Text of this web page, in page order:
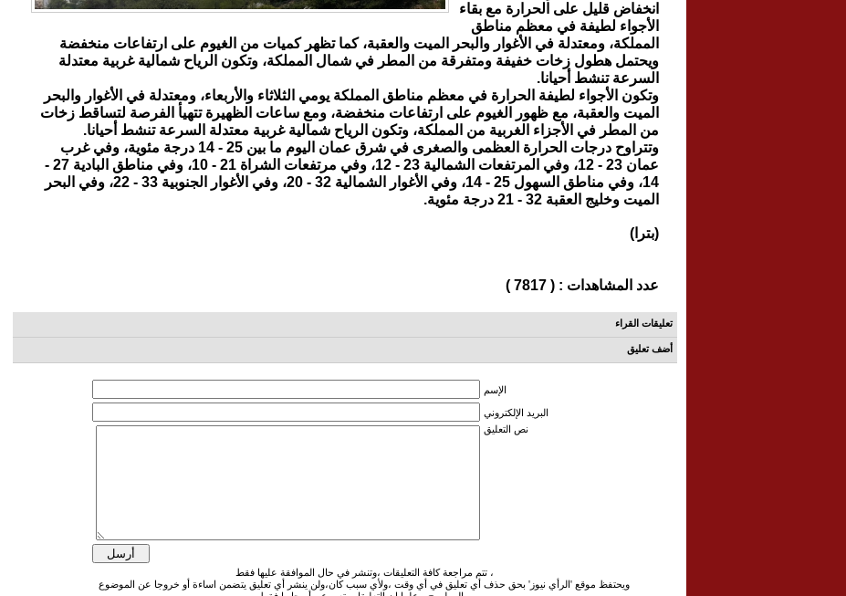
انخفاض قليل على الحرارة مع بقاء
الأجواء لطيفة في معظم مناطق
المملكة، ومعتدلة في الأغوار والبحر الميت والعقبة، كما تظهر كميات من الغيوم على ارتفاعات منخفضة
ويحتمل هطول زخات خفيفة ومتفرقة من المطر في شمال المملكة، وتكون الرياح شمالية غربية معتدلة
السرعة تنشط أحيانا.
وتكون الأجواء لطيفة الحرارة في معظم مناطق المملكة يومي الثلاثاء والأربعاء، ومعتدلة في الأغوار والبحر
الميت والعقبة، مع ظهور الغيوم على ارتفاعات منخفضة، ومع ساعات الظهيرة تتهيأ الفرصة لتساقط زخات
من المطر في الأجزاء الغربية من المملكة، وتكون الرياح شمالية غربية معتدلة السرعة تنشط أحيانا.
وتتراوح درجات الحرارة العظمى والصغرى في شرق عمان اليوم ما بين 25 - 14 درجة مئوية، وفي غرب
عمان 23 - 12، وفي المرتفعات الشمالية 23 - 12، وفي مرتفعات الشراة 21 - 10، وفي مناطق البادية 27 -
14، وفي مناطق السهول 25 - 14، وفي الأغوار الشمالية 32 - 20، وفي الأغوار الجنوبية 33 - 22، وفي البحر
الميت وخليج العقبة 32 - 21 درجة مئوية.
(بترا)
عدد المشاهدات : ( 7817 )
تعليقات القراء
أضف تعليق
الإسم
البريد الإلكتروني
نص التعليق
تتم مراجعة كافة التعليقات ،وتنشر في حال الموافقة عليها فقط ،
ويحتفظ موقع 'الرأي نيوز' بحق حذف أي تعليق في أي وقت ،ولأي سبب كان،ولن ينشر أي تعليق يتضمن اساءة أو خروجا عن الموضوع